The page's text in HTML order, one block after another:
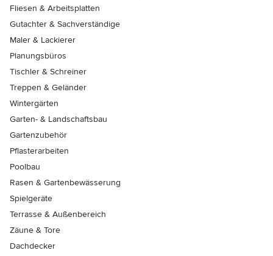
Fliesen & Arbeitsplatten
Gutachter & Sachverständige
Maler & Lackierer
Planungsbüros
Tischler & Schreiner
Treppen & Geländer
Wintergärten
Garten- & Landschaftsbau
Gartenzubehör
Pflasterarbeiten
Poolbau
Rasen & Gartenbewässerung
Spielgeräte
Terrasse & Außenbereich
Zäune & Tore
Dachdecker